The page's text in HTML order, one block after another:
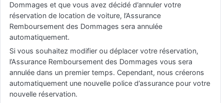
Dommages et que vous avez décidé d’annuler votre
réservation de location de voiture, l’Assurance
Remboursement des Dommages sera annulée
automatiquement.
Si vous souhaitez modifier ou déplacer votre réservation,
l’Assurance Remboursement des Dommages vous sera
annulée dans un premier temps. Cependant, nous créerons
automatiquement une nouvelle police d’assurance pour votre
nouvelle réservation.